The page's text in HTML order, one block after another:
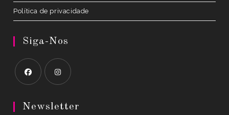
Política de privacidade
Siga-Nos
in
in
Newsletter